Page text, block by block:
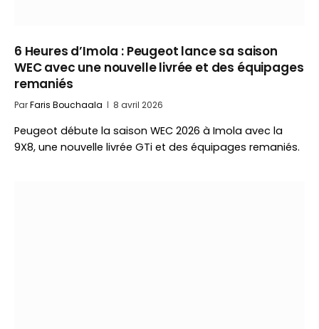
6 Heures d’Imola : Peugeot lance sa saison
WEC avec une nouvelle livrée et des équipages
remaniés
ParFaris Bouchaala 8 avril 2026
Peugeot débute la saison WEC 2026 à Imola avec la
9X8, une nouvelle livrée GTi et des équipages remaniés.